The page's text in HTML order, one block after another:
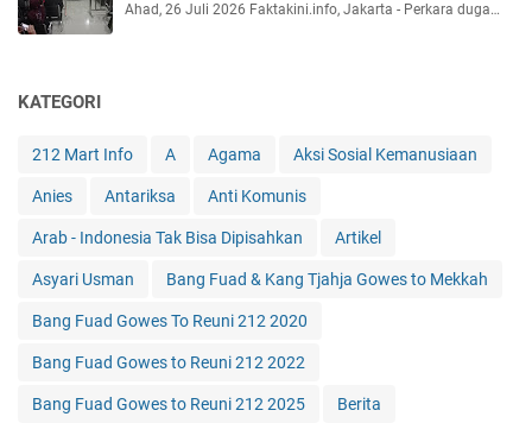
Ahad, 26 Juli 2026 Faktakini.info, Jakarta - Perkara duga…
KATEGORI
212 Mart Info A Agama Aksi Sosial Kemanusiaan
Anies Antariksa Anti Komunis
Arab - Indonesia Tak Bisa Dipisahkan Artikel
Asyari Usman Bang Fuad & Kang Tjahja Gowes to Mekkah
Bang Fuad Gowes To Reuni 212 2020
Bang Fuad Gowes to Reuni 212 2022
Bang Fuad Gowes to Reuni 212 2025 Berita